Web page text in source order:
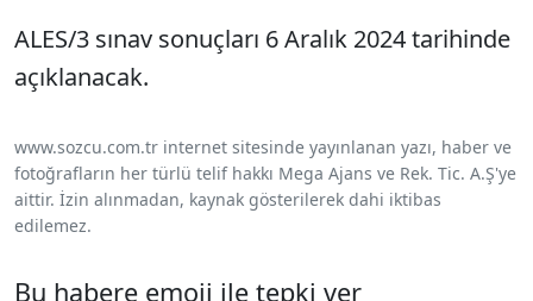
ALES/3 sınav sonuçları 6 Aralık 2024 tarihinde
açıklanacak.
www.sozcu.com.tr internet sitesinde yayınlanan yazı, haber ve
fotoğrafların her türlü telif hakkı Mega Ajans ve Rek. Tic. A.Ş'ye
aittir. İzin alınmadan, kaynak gösterilerek dahi iktibas
edilemez.
Bu habere emoji ile tepki ver